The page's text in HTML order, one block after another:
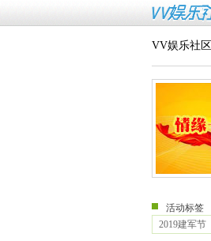
VV娱乐社区
活动标签
2019建军节